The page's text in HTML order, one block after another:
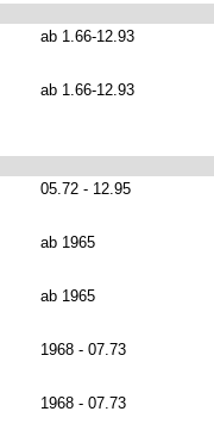
ab 1.66-12.93
ab 1.66-12.93
05.72 - 12.95
ab 1965
ab 1965
1968 - 07.73
1968 - 07.73